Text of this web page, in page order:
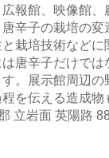
報館、映像館
辛子の栽培の
栽培技術など
唐辛子だけで
。展示館周辺
を伝える造成
立岩面 英陽路